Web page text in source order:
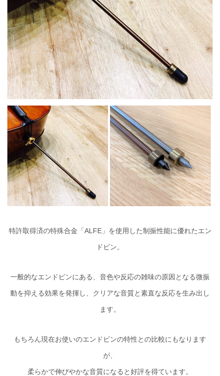
特許取得済の特殊合金「ALFE」を使用した制振性能に優れたエン
ドピン。
一般的なエンドピンにある、音色や反応の雑味の原因となる微振
動を抑える効果を発揮し、クリアな音質と素直な反応を生み出し
ます。
もちろん現在お使いのエンドピンの特性との比較にもなります
が、
柔らかで伸びやかな音質になると好評を得ています。